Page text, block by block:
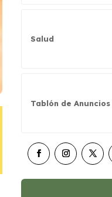
Salud
Tablón de Anuncios